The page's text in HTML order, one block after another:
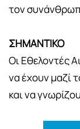
τον
ΣΗΜΑΝΤΙΚΟ
Οι Εθελοντές
να έχουν μαζί
και να